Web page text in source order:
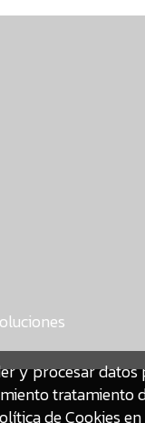
y procesar
tratamiento
de Cookies